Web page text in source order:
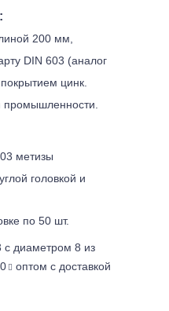
200 мм,
DIN 603 (аналог
цинк.
промышленности.
метизы
головкой и
по 50 шт.
с диаметром 8 из
оптом с доставкой